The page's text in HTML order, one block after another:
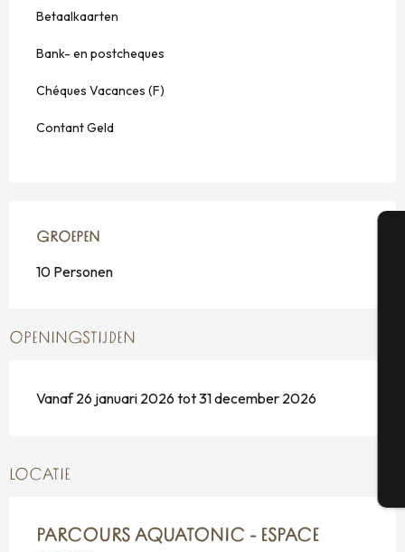
Betaalkaarten
Bank- en postcheques
Chéques Vacances (F)
Contant Geld
GROEPEN
GROEPEN
10 Personen
OPENINGSTIJDEN
Vanaf 26 januari 2026 tot 31 december 2026
LOCATIE
PARCOURS AQUATONIC - ESPACE